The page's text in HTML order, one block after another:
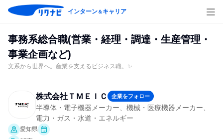
インターン＆キャリア
事務系総合職(営業・経理・調達・生産管理・
事業企画など)
文系から世界へ。産業を支えるビジネス職。✨
株式会社ＴＭＥＩＣ 企業をフォロー
半導体・電子機器メーカー、機械・医療機器メーカー、
電力・ガス・水道・エネルギー
愛知県